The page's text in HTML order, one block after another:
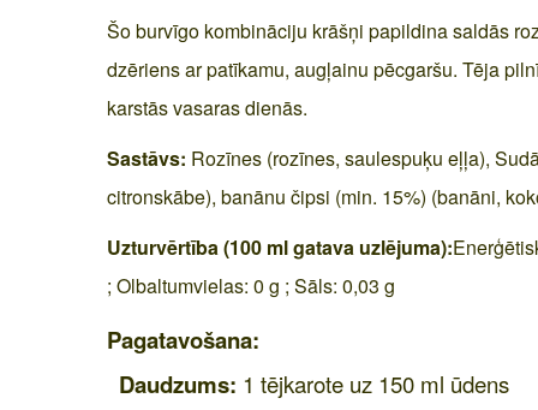
Šo burvīgo kombināciju krāšņi papildina saldās
dzēriens ar patīkamu, augļainu pēcgaršu. Tēja
karstās vasaras dienās.
Sastāvs: Rozīnes (rozīnes, saulespuķu eļļa),
citronskābe), banānu čipsi (min. 15%) (banāni,
Uzturvērtība (100 ml gatava uzlējuma):
; Olbaltumvielas: 0 g ; Sāls: 0,03 g
Pagatavošana:
Daudzums: 1 tējkarote uz 150 ml ūdens